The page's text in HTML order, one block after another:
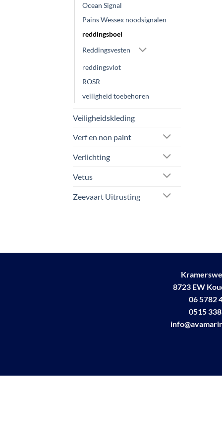
Ocean Signal
Pains Wessex noodsignalen
reddingsboei
Reddingsvesten
reddingsvlot
ROSR
veiligheid toebehoren
Veiligheidskleding
Verf en non paint
Verlichting
Vetus
Zeevaart Uitrusting
8723 EW
06 5782
0515